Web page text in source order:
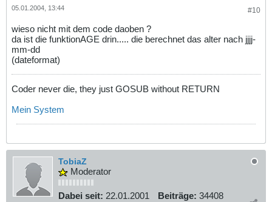
#10
05.01.2004, 13:44
wieso nicht mit dem code daoben ?
da ist die funktionAGE drin..... die berechnet das alter nach jjjj-
mm-dd
(dateformat)
Coder never die, they just GOSUB without RETURN
Mein System
TobiaZ
Moderator
Dabei seit: 22.01.2001 Beiträge: 34408